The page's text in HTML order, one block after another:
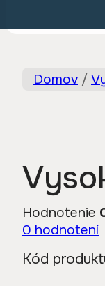
Domov /
Hodnotenie
0 hodnotení
Kód